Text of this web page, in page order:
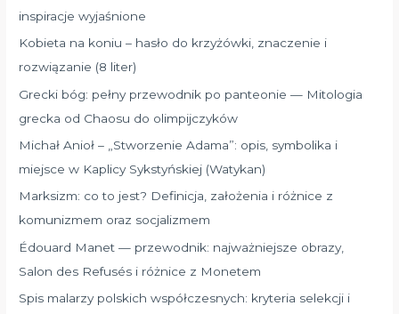
inspiracje wyjaśnione
Kobieta na koniu – hasło do krzyżówki, znaczenie i
rozwiązanie (8 liter)
Grecki bóg: pełny przewodnik po panteonie — Mitologia
grecka od Chaosu do olimpijczyków
Michał Anioł – „Stworzenie Adama”: opis, symbolika i
miejsce w Kaplicy Sykstyńskiej (Watykan)
Marksizm: co to jest? Definicja, założenia i różnice z
komunizmem oraz socjalizmem
Édouard Manet — przewodnik: najważniejsze obrazy,
Salon des Refusés i różnice z Monetem
Spis malarzy polskich współczesnych: kryteria selekcji i